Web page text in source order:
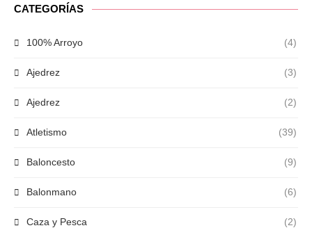
CATEGORÍAS
100% Arroyo (4)
Ajedrez (3)
Ajedrez (2)
Atletismo (39)
Baloncesto (9)
Balonmano (6)
Caza y Pesca (2)